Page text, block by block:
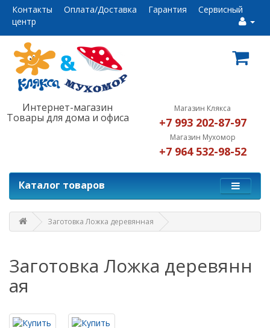
Контакты Оплата/Доставка Гарантия
Сервисный
центр
Интернет-магазин
Товары для дома и офиса
Магазин Клякса
+7 993 202-87-97
Магазин Мухомор
+7 964 532-98-52
Каталог товаров
Заготовка Ложка деревянная
Заготовка Ложка деревянн
ая